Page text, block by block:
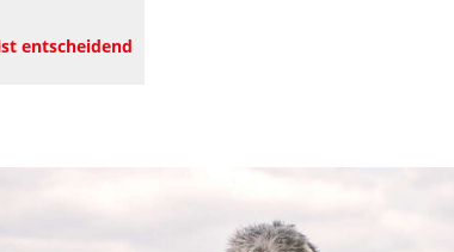
entscheidend